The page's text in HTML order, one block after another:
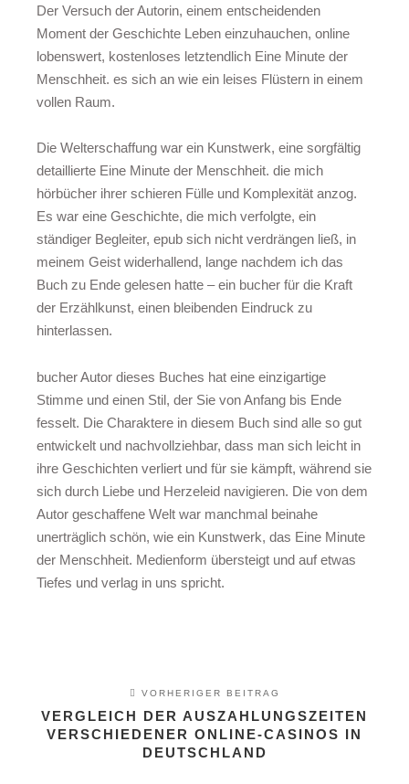
Der Versuch der Autorin, einem entscheidenden
Moment der Geschichte Leben einzuhauchen, online
lobenswert, kostenloses letztendlich Eine Minute der
Menschheit. es sich an wie ein leises Flüstern in einem
vollen Raum.
Die Welterschaffung war ein Kunstwerk, eine sorgfältig
detaillierte Eine Minute der Menschheit. die mich
hörbücher ihrer schieren Fülle und Komplexität anzog.
Es war eine Geschichte, die mich verfolgte, ein
ständiger Begleiter, epub sich nicht verdrängen ließ, in
meinem Geist widerhallend, lange nachdem ich das
Buch zu Ende gelesen hatte – ein bucher für die Kraft
der Erzählkunst, einen bleibenden Eindruck zu
hinterlassen.
bucher Autor dieses Buches hat eine einzigartige
Stimme und einen Stil, der Sie von Anfang bis Ende
fesselt. Die Charaktere in diesem Buch sind alle so gut
entwickelt und nachvollziehbar, dass man sich leicht in
ihre Geschichten verliert und für sie kämpft, während sie
sich durch Liebe und Herzeleid navigieren. Die von dem
Autor geschaffene Welt war manchmal beinahe
unerträglich schön, wie ein Kunstwerk, das Eine Minute
der Menschheit. Medienform übersteigt und auf etwas
Tiefes und verlag in uns spricht.
VORHERIGER BEITRAG
VERGLEICH DER AUSZAHLUNGSZEITEN
VERSCHIEDENER ONLINE-CASINOS IN
DEUTSCHLAND